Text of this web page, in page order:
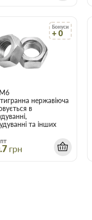
Бонуси
+ 0
нержавіюча
в
та інших
грн